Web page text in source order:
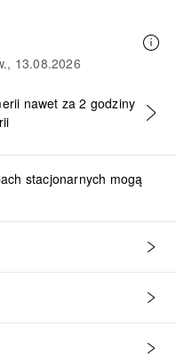
13.08.2026
nawet za 2 godziny
stacjonarnych mogą